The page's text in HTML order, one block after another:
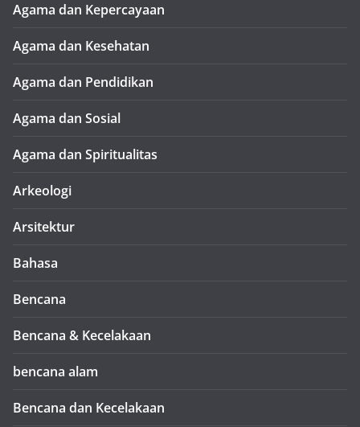
Agama dan Kepercayaan
Agama dan Kesehatan
Agama dan Pendidikan
Agama dan Sosial
Agama dan Spiritualitas
Arkeologi
Arsitektur
Bahasa
Bencana
Bencana & Kecelakaan
bencana alam
Bencana dan Kecelakaan